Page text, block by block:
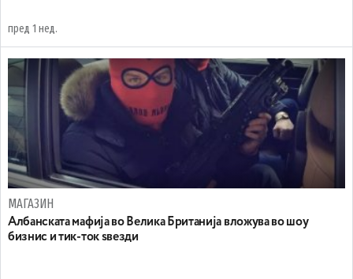
пред 1 нед.
МАГАЗИН
Aлбанската мафија во Велика Британија вложува во шоу
бизнис и тик-ток ѕвезди